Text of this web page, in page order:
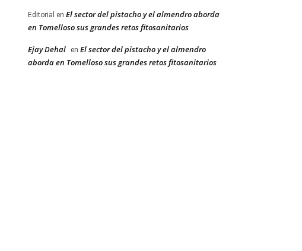
Editorial en El sector del pistacho y el almendro aborda
en Tomelloso sus grandes retos fitosanitarios
Ejay Dehal en El sector del pistacho y el almendro
aborda en Tomelloso sus grandes retos fitosanitarios